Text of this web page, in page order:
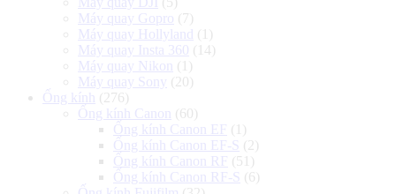
Máy quay Gopro (7)
Máy quay Hollyland
(1)
Máy quay Insta 360 (14)
Máy quay Nikon
(1)
Máy quay Sony (20)
Ống kính
(276)
Ống kính Canon
(60)
Ống kính Canon EF
(1)
Ống kính Canon EF-S (2)
Ống kính Canon RF
(51)
Ống kính Canon RF-S (6)